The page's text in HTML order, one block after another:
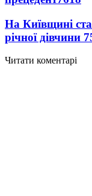
На Київщині
річної дівчини
Читати коментарі